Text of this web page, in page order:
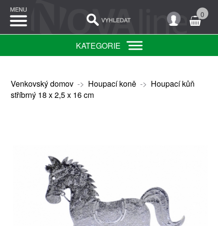
0
KATEGORIE
Venkovský domov-> Houpací koně-> Houpací kůň
stříbrný 18 x 2,5 x 16 cm